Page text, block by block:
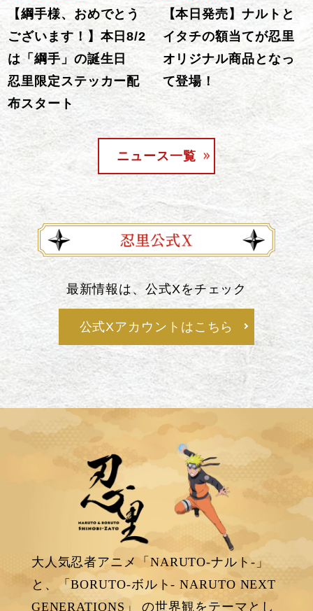
【綱手様、おめでとう
ございます！】本日8/2
は「綱手」の誕生日
忍里限定ステッカー配
布スタート
【本日発売】ナルトと
イタチの額当てが忍里
オリジナル商品となっ
て登場！
ニュース一覧
最新情報は、公式Xをチェック
公式Xアカウントはこちら
大人気忍者アニメ「NARUTO-ナルト-」
と、「BORUTO-ボルト- NARUTO NEXT
GENERATIONS」 の世界観をテーマとし